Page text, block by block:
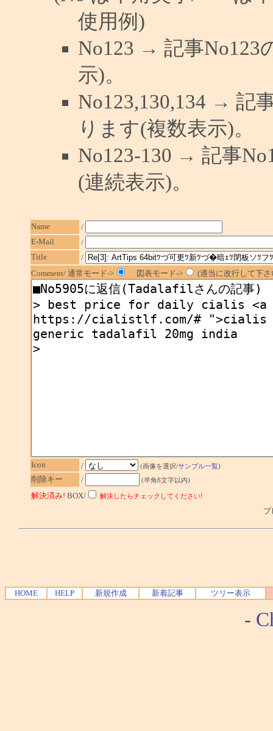
使用例)
No123 → 記事No123
示)。
No123,130,134 → 記
ります(複数表示)。
No123-130 → 記事
(連続表示)。
Name
/
E-Mail
/
Title
/
Comment/ 通常モード->
図表モード-> (適当に改行して下
Icon / (画像を選択/サンプル一覧)
削除キー / (半角8文字以内)
解決済み! BOX/ 解決したらチェックしてください!
プ
HOME HELP 新規作成 新着記事 ツリー表示
-